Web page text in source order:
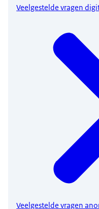
Veelgestelde vragen
Veelgestelde vragen